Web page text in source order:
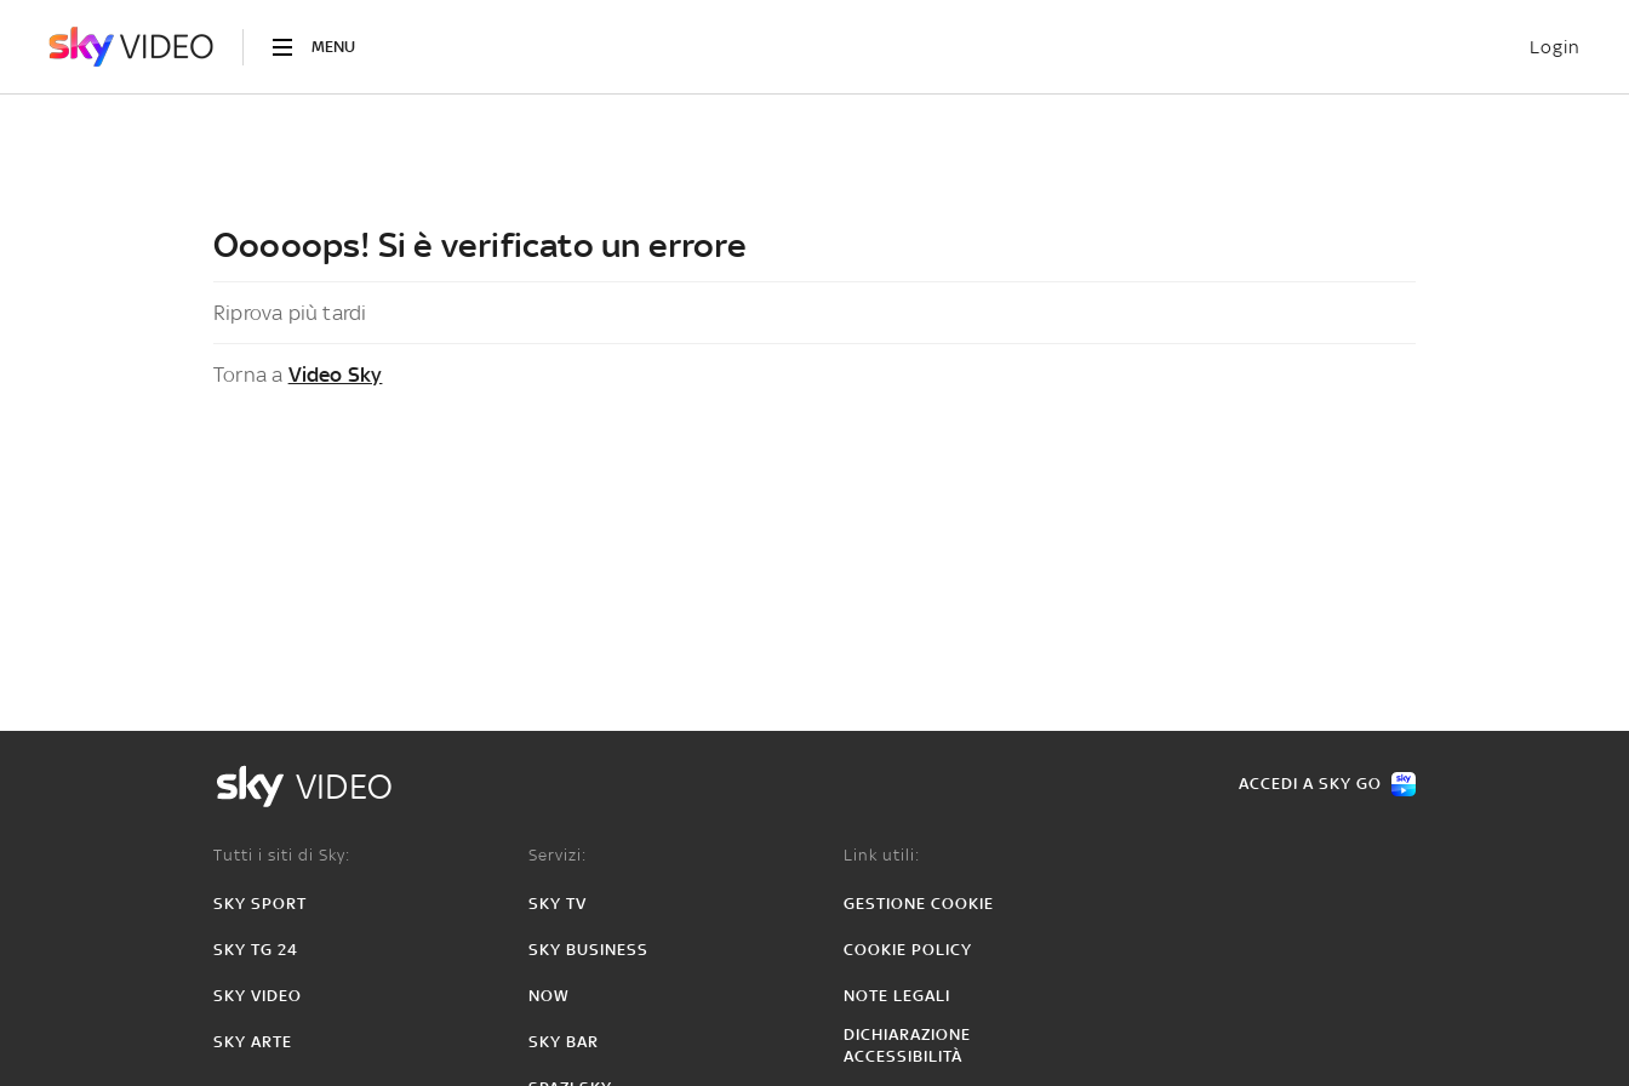
MENU Login
Ooooops! Si è verificato un errore
Riprova più tardi
Torna a Video Sky
VIDEO ACCEDI A SKY GO
Tutti i siti di Sky:
SKY SPORT
SKY TG 24
SKY VIDEO
SKY ARTE
Servizi:
SKY TV
SKY BUSINESS
NOW
SKY BAR
Link utili:
GESTIONE COOKIE
COOKIE POLICY
NOTE LEGALI
DICHIARAZIONE
ACCESSIBILITÀ